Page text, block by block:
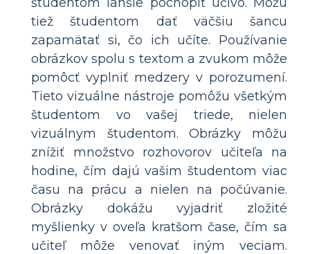
tiež študentom dať väčšiu šancu
zapamätať si, čo ich učíte. Používanie
obrázkov spolu s textom a zvukom môže
pomôcť vyplniť medzery v porozumení.
Tieto vizuálne nástroje pomôžu všetkým
študentom vo vašej triede, nielen
vizuálnym študentom. Obrázky môžu
znížiť množstvo rozhovorov učiteľa na
hodine, čím dajú vašim študentom viac
času na prácu a nielen na počúvanie.
Obrázky dokážu vyjadriť zložité
myšlienky v oveľa kratšom čase, čím sa
učiteľ môže venovať iným veciam.